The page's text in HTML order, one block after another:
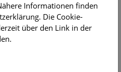
Kindergarten- und
hier
Informationen finden
Die Cookie-
über den Link in der